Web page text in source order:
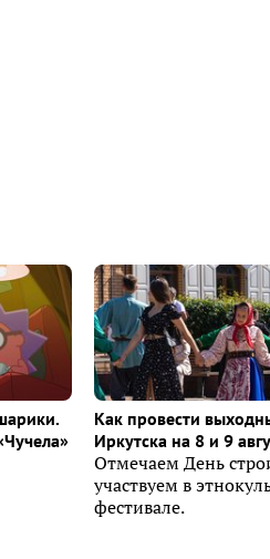
Как провести
Иркутска на 8 и 9
Отмечаем День
участвуем в
фестивале.